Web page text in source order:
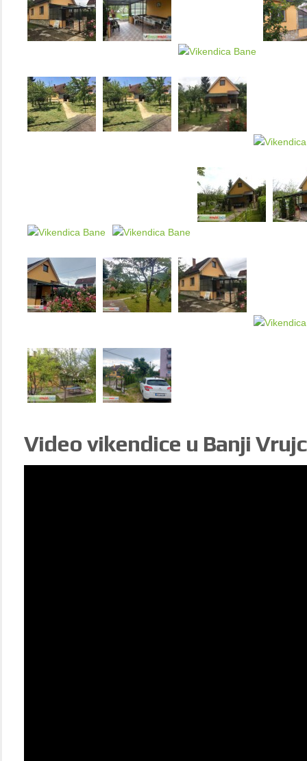
Video vikendice u Banji